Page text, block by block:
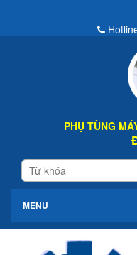
PHỤ TÙNG
MENU